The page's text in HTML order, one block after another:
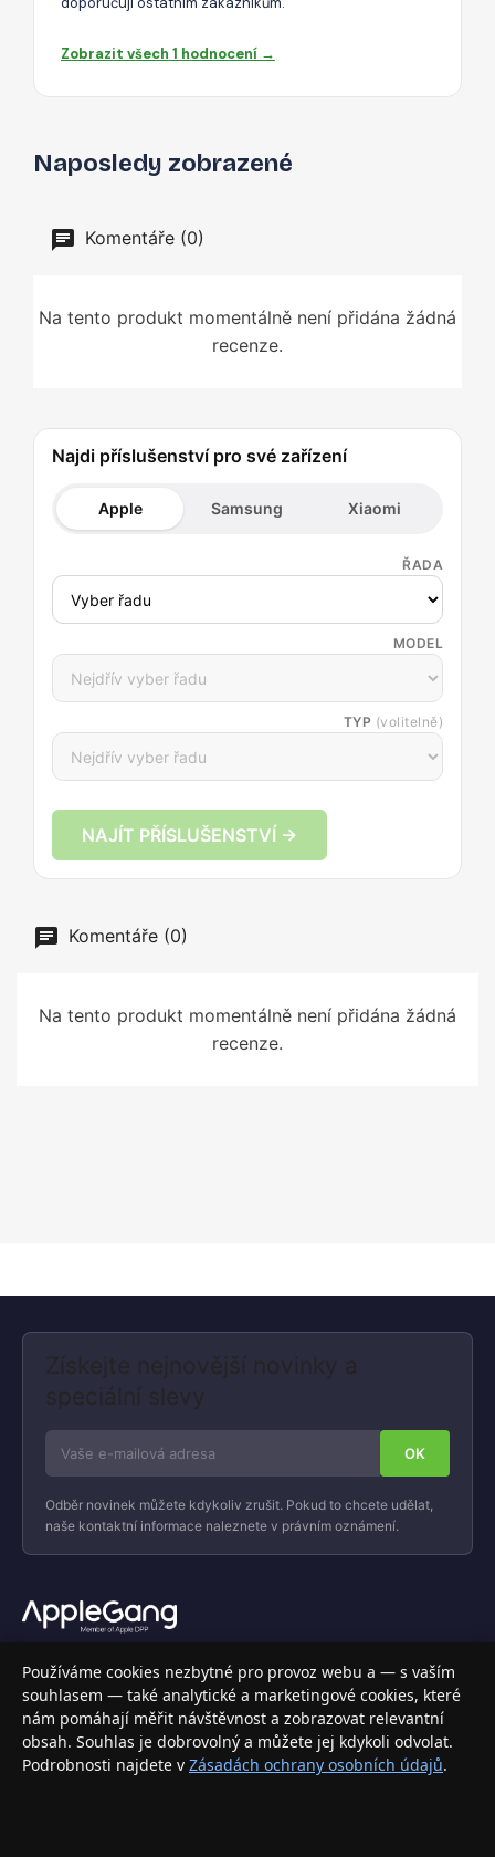
Zobrazit všech 1 hodnocení →
Naposledy zobrazené
Komentáře (0)
Na tento produkt momentálně není přidána žádná
recenze.
Najdi příslušenství pro své zařízení
Apple Samsung Xiaomi
ŘADA
MODEL
TYP (volitelně)
NAJÍT PŘÍSLUŠENSTVÍ →
Komentáře (0)
Na tento produkt momentálně není přidána žádná
recenze.
Získejte nejnovější novinky a
speciální slevy
Odběr novinek můžete kdykoliv zrušit. Pokud to chcete udělat,
naše kontaktní informace naleznete v právním oznámení.
Váš specializovaný obchod s Apple produkty, příslušenstvím a
elektronikou. Nakupujte bezpečně a s jistotou.
INFORMACE
Doprava a doručení
Používáme cookies nezbytné pro provoz webu a — s vaším
souhlasem — také analytické a marketingové cookies, které
nám pomáhají měřit návštěvnost a zobrazovat relevantní
obsah. Souhlas je dobrovolný a můžete jej kdykoli odvolat.
Podrobnosti najdete v Zásadách ochrany osobních údajů.